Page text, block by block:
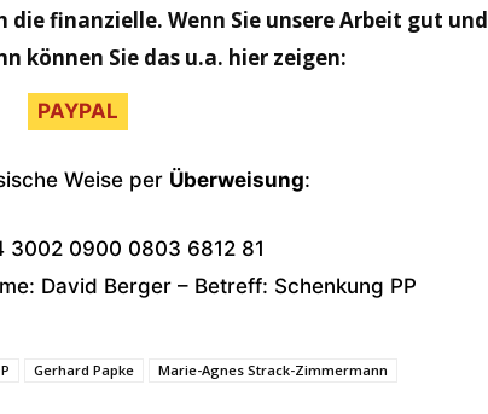
finanzielle. Wenn Sie unsere Arbeit gut und
können Sie das u.a. hier zeigen:
PAYPAL
Weise per Überweisung:
3002 0900 0803 6812 81
David Berger – Betreff: Schenkung PP
Gerhard Papke
Marie-Agnes Strack-Zimmermann